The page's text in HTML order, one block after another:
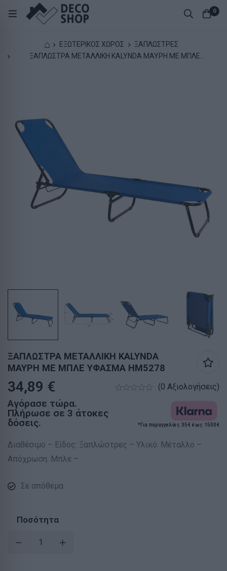
0
⌂ ΕΞΩΤΕΡΙΚΟΣ ΧΩΡΟΣ
ΞΑΠΛΩΣΤΡΕΣ
ΞΑΠΛΩΣΤΡΑ ΜΕΤΑΛΛΙΚΗ KALYNDA ΜΑΥΡΗ ΜΕ ΜΠΛΕ
ΞΑΠΛΩΣΤΡΑ ΜΕΤΑΛΛΙΚΗ KALYNDA
ΜΑΥΡΗ ΜΕ ΜΠΛΕ ΥΦΑΣΜΑ HM5278
34,89 € (0 Αξιολογήσεις)
Αγόρασε τώρα.
Πλήρωσε σε 3 άτοκες
δόσεις.
*Για παραγγελίες 35€ έως 1500€
Διαθέσιμο – Είδος: Ξαπλώστρες – Υλικό: Μέταλλο –
Απόχρωση: Μπλε –
Σε απόθεμα
Ποσότητα